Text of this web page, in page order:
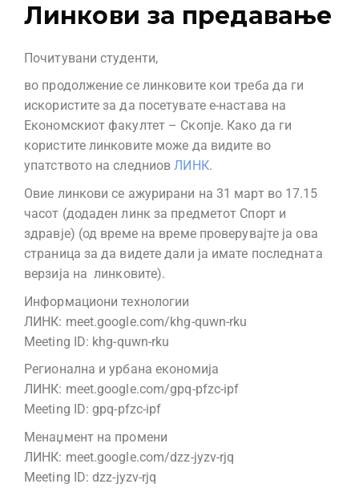
Линкови за предавање
Почитувани студенти,
во продолжение се линковите кои треба да ги
искористите за да посетувате е-настава на
Економскиот факултет – Скопје. Како да ги
користите линковите може да видите во
упатството на следниовЛИНК.
Овие линкови се ажурирани на 31 март во 17.15
часот (додаден линк за предметот Спорт и
здравје) (од време на време проверувајте ја ова
страница за да видете дали ја имате последната
верзија на линковите).
Информациони технологии
ЛИНК: meet.google.com/khg-quwn-rku
Meeting ID: khg-quwn-rku
Регионална и урбана економија
ЛИНК: meet.google.com/gpq-pfzc-ipf
Meeting ID: gpq-pfzc-ipf
Менаџмент на промени
ЛИНК: meet.google.com/dzz-jyzv-rjq
Meeting ID: dzz-jyzv-rjq